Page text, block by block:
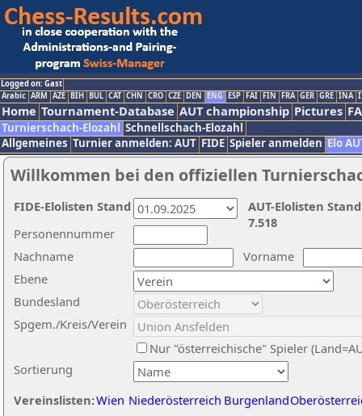
Logged on: Gast
Arabic ARM AZE BIH BUL CAT CHN CRO CZE DEN ENG ESP FAI FIN FRA GER GRE INA
Home Tournament-Database AUT championship Pictures
Turnierschach-Elozahl Schnellschach-Elozahl
Allgemeines Turnier anmelden: AUT FIDE Spieler anmelden Elo
Willkommen bei den offiziellen
Nachname
Vorname
Ebene
Sortierung
Personennummer
Bundesland
Spgem./Kreis/Verein
Nur "österreichische" Spieler
Vereinslisten:Wien Niederösterreich Burgenland
AUT-Elolisten
7.518
FIDE-Elolisten Stand